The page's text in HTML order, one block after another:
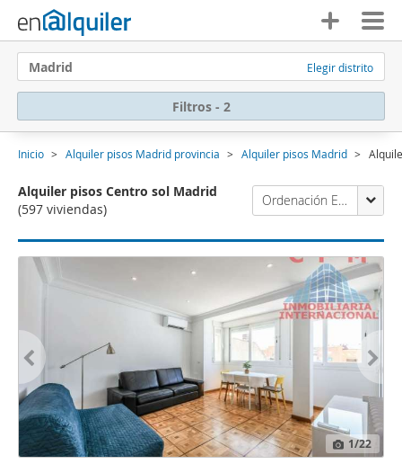
Madrid Elegir distrito
Filtros - 2
Inicio Alquiler pisos Madrid provincia Alquiler pisos Madrid
Alquiler pisos Centro sol Madrid
(597 viviendas)
Ordenación Enalquiler
1/22